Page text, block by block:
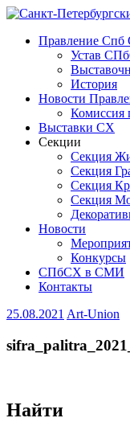
Правление Спб
Устав
История
Новости
Комиссия
Выставки СХ
Секции
Секция
Секция
Секция
Секция
Новости
Конкурсы
СПбСХ в СМИ
Контакты
25.08.2021 Art-Union
Найти